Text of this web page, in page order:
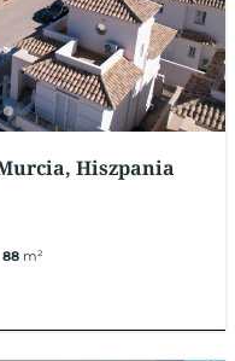
Hiszpania
88 m²